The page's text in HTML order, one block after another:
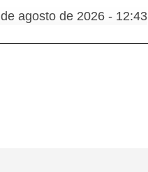
agosto de 2026 - 12:43